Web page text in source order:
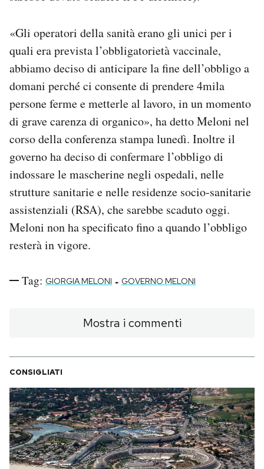
«Gli operatori della sanità erano gli unici per i
quali era prevista l’obbligatorietà vaccinale,
abbiamo deciso di anticipare la fine dell’obbligo a
domani perché ci consente di prendere 4mila
persone ferme e metterle al lavoro, in un momento
di grave carenza di organico», ha detto Meloni nel
corso della conferenza stampa lunedì. Inoltre il
governo ha deciso di confermare l’obbligo di
indossare le mascherine negli ospedali, nelle
strutture sanitarie e nelle residenze socio-sanitarie
assistenziali (RSA), che sarebbe scaduto oggi.
Meloni non ha specificato fino a quando l’obbligo
resterà in vigore.
Tag: GIORGIA MELONI - GOVERNO MELONI
Mostra i commenti
CONSIGLIATI